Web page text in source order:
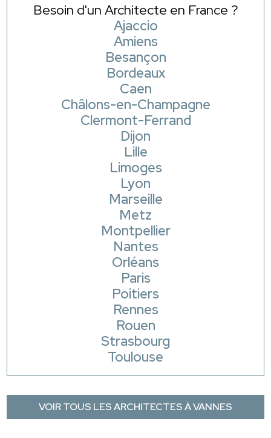
Besoin d'un Architecte en France ?
Ajaccio
Amiens
Besançon
Bordeaux
Caen
Châlons-en-Champagne
Clermont-Ferrand
Dijon
Lille
Limoges
Lyon
Marseille
Metz
Montpellier
Nantes
Orléans
Paris
Poitiers
Rennes
Rouen
Strasbourg
Toulouse
VOIR TOUS LES ARCHITECTES À VANNES